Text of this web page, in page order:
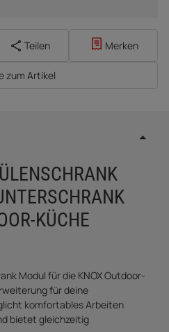
Teilen Merken
zum Artikel
KÜCHE
Modul für die KNOX Outdoor-
für deine
komfortables Arbeiten
bietet gleichzeitig